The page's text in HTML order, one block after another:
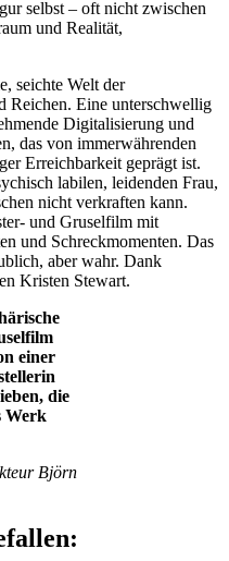
selbst – oft nicht zwischen
und Realität,
seichte Welt der
Reichen. Eine unterschwellig
Digitalisierung und
das von immerwährenden
Erreichbarkeit geprägt ist.
labilen, leidenden Frau,
nicht verkraften kann.
und Gruselfilm mit
und Schreckmomenten. Das
aber wahr. Dank
Kristen Stewart.
einer
die
Werk
Björn